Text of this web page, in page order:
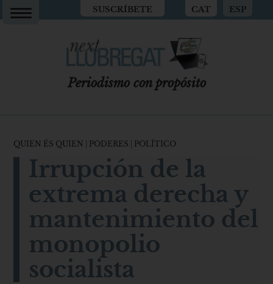
SUSCRÍBETE CAT ESP
Periodismo con propósito
QUIEN ÉS QUIEN PODERES POLÍTICO
Irrupción de la
extrema derecha y
mantenimiento del
monopolio
socialista